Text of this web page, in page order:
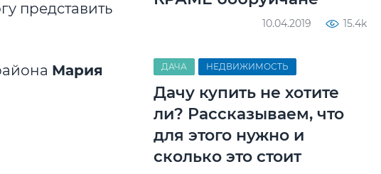
представить
Мария
10.04.2019 15.4k
ДАЧА НЕДВИЖИМОСТЬ
Дачу купить не хотите
ли? Рассказываем, что
для этого нужно и
сколько это стоит